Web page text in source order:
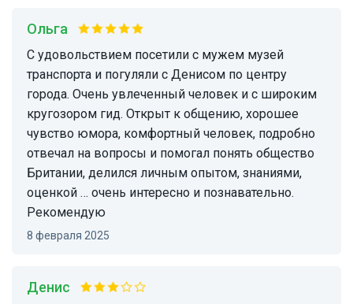
Ольга
С удовольствием посетили с мужем музей
транспорта и погуляли с Денисом по центру
города. Очень увлеченный человек и с широким
кругозором гид. Открыт к общению, хорошее
чувство юмора, комфортный человек, подробно
отвечал на вопросы и помогал понять общество
Британии, делился личным опытом, знаниями,
оценкой … очень интересно и познавательно.
Рекомендую
8 февраля 2025
Денис